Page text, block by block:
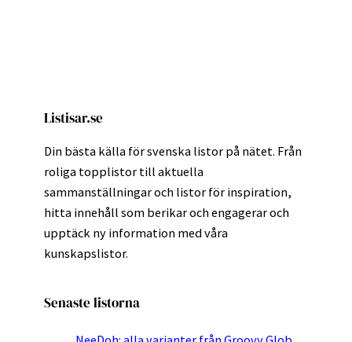
Listisar.se
Din bästa källa för svenska listor på nätet. Från
roliga topplistor till aktuella
sammanställningar och listor för inspiration,
hitta innehåll som berikar och engagerar och
upptäck ny information med våra
kunskapslistor.
Senaste listorna